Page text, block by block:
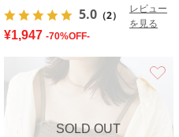
5.0 （2）
レビュー
を見る
¥1,947 -70%OFF-
SOLD OUT